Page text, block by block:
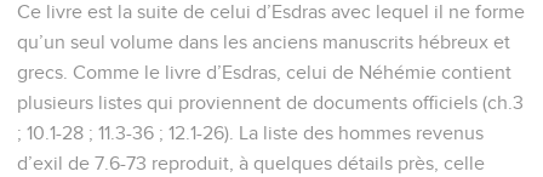
Ce livre est la suite de celui d’Esdras avec lequel il ne forme
qu’un seul volume dans les anciens manuscrits hébreux et
grecs. Comme le livre d’Esdras, celui de Néhémie contient
plusieurs listes qui proviennent de documents officiels (ch.3
; 10.1-28 ; 11.3-36 ; 12.1-26). La liste des hommes revenus
d’exil de 7.6-73 reproduit, à quelques détails près, celle